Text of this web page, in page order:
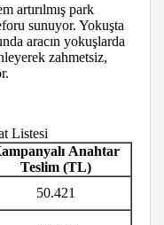
artırılmış park
sunuyor. Yokuşta
aracın yokuşlarda
zahmetsiz,
Listesi
Anahtar
Teslim (TL)
50.421